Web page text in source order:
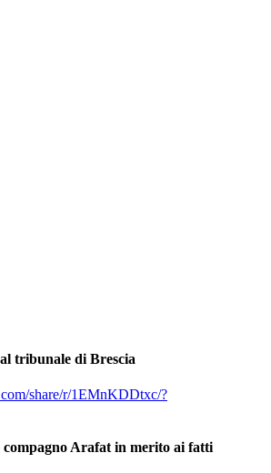
tribunale di Brescia
share/r/1EMnKDDtxc/?
Arafat in merito ai fatti